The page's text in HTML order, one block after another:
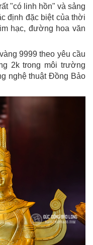
"có linh hồn" và sảng
định đặc biệt của thời
hạc, đường hoa văn
9999 theo yêu cầu
2k trong môi trường
nghệ thuật Đồng Bảo